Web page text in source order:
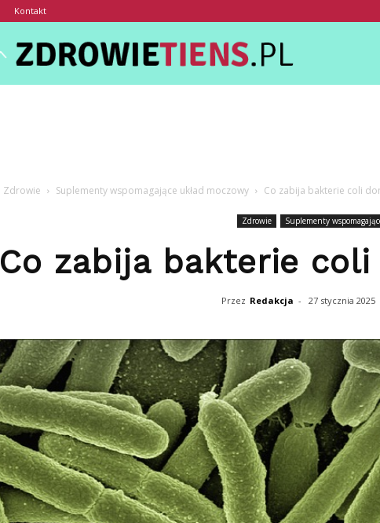
Kontakt
Zdrowie Suplementy wspomagające układ moczowy Co zabija bakterie coli
Zdrowie Suplementy
Co zabija bakterie
Przez Redakcja - 27 stycznia 2025